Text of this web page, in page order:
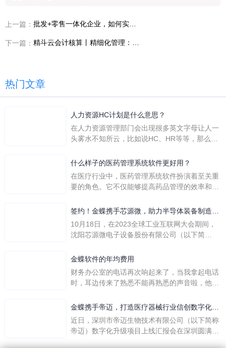
上一篇：
下一篇：
热门文章
人力资源HC计划是什么意思？
在人力资源管理部门会出现很多英文字母让人一
头雾水不知所云，比如说HC、HR等等，那么它
么呢？
什么样子的医药管理系统软件更好用？
在医疗行业中，医药管理系统软件扮演着至关重
要的角色。它不仅能够提高药品管理的效率和准
一个好用的医药管理系统软件应具备以下特点。
地进行操作。 复杂的
签约！金蝶携手芯源微，助力半导体装备制造领
先企业迈向世界
10月18日，在2023全球工业互联网大会期间，
沈阳芯源微电子设备股份有限公司（以下简
下简称“金蝶”）在辽宁沈阳签署战略合作协议。
营管控平台，从而实现公司产研一体化、业财一
体化，提升公司整体业务水平。
金蝶软件的年均费用
财务办公室的电话再次响起来了，当我拿起电话
时，耳边传来了熟悉不能再熟悉的声音啦，他就
软件过程中遇到任何问题，我都可以获得金蝶服
一年的使用时间已经到了。我们公司用的是金蝶
KIS系列的标准版，一年的服务费是1000元/年。
刚看到这个1000元这个数字的时候，你是不是也
金蝶携手帝迈，打造医疗器械行业信创数字化标
杆
近日，深圳市帝迈生物技术有限公司（以下简称
帝迈）数字化升级项目上线汇报会在深圳圆满召